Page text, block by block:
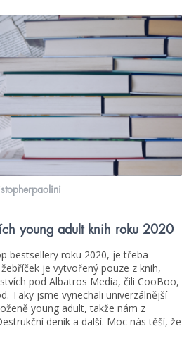
young adult knih roku 2020
bestsellery roku 2020, je třeba
je vytvořený pouze z knih,
pod Albatros Media, čili CooBoo,
Taky jsme vynechali univerzálnější
young adult, takže nám z
deník a další. Moc nás těší, že